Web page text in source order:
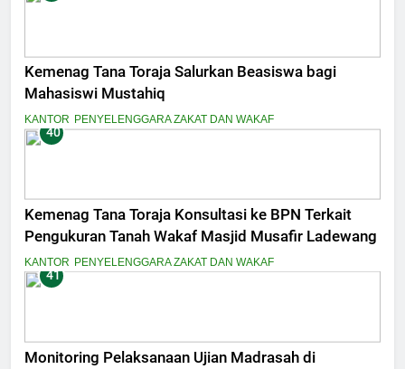
Kemenag Tana Toraja Salurkan Beasiswa bagi
Mahasiswi Mustahiq
KANTOR PENYELENGGARA ZAKAT DAN WAKAF
40
Kemenag Tana Toraja Konsultasi ke BPN Terkait
Pengukuran Tanah Wakaf Masjid Musafir Ladewang
KANTOR PENYELENGGARA ZAKAT DAN WAKAF
41
Monitoring Pelaksanaan Ujian Madrasah di